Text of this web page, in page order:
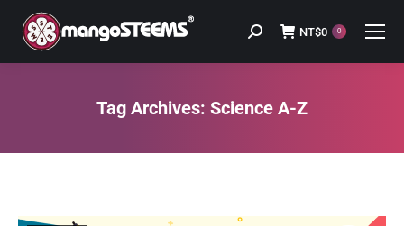
Search: NT$0 0
Tag Archives: Science A-Z